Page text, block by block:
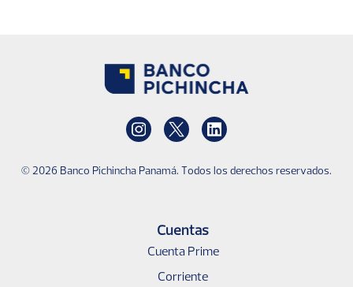
Banco Pichincha
InstagramTwitterLinkedin
© 2026 Banco Pichincha Panamá. Todos los derechos reservados.
Cuentas
Cuenta Prime
Corriente